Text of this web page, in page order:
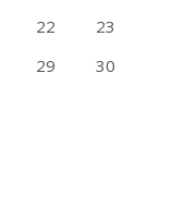
22
23
29
30